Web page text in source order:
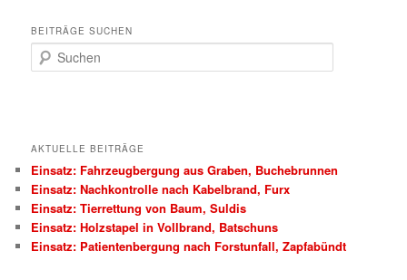
BEITRÄGE SUCHEN
u
AKTUELLE BEITRÄGE
Einsatz: Fahrzeugbergung aus Graben, Buchebrunnen
Einsatz: Nachkontrolle nach Kabelbrand, Furx
Einsatz: Tierrettung von Baum, Suldis
Einsatz: Holzstapel in Vollbrand, Batschuns
Einsatz: Patientenbergung nach Forstunfall, Zapfabündt